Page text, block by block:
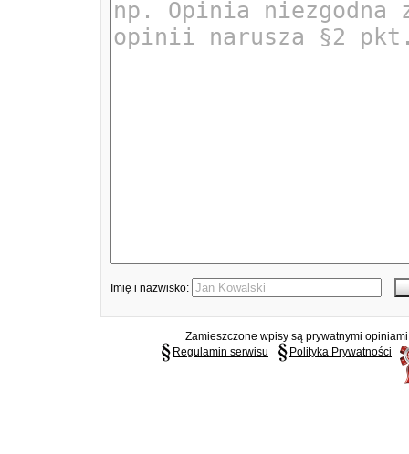
Imię i nazwisko:
Zamieszczone wpisy są prywatnymi
Regulamin serwisu
Polityka Prywatności